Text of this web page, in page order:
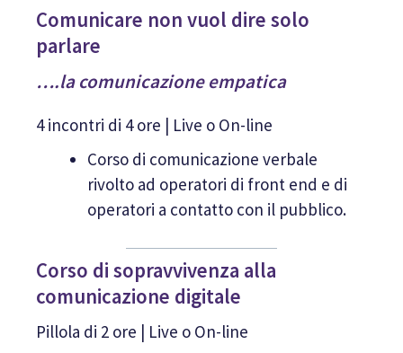
Comunicare non vuol dire solo
parlare
….la comunicazione empatica
4 incontri di 4 ore | Live o On-line
Corso di comunicazione verbale
rivolto ad operatori di front end e di
operatori a contatto con il pubblico.
Corso di sopravvivenza alla
comunicazione digitale
Pillola di 2 ore | Live o On-line